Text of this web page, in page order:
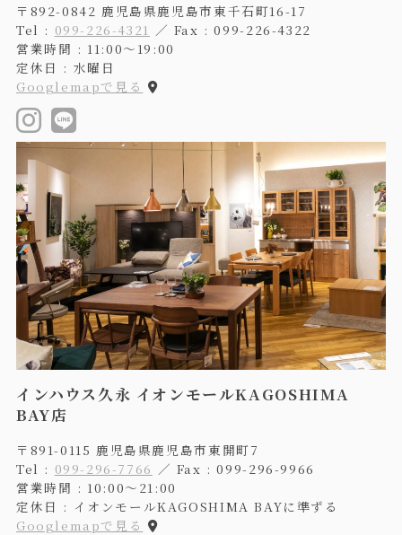
〒892-0842 鹿児島県鹿児島市東千石町16-17
Tel : 099-226-4321 ／ Fax : 099-226-4322
営業時間 : 11:00〜19:00
定休日 : 水曜日
Googlemapで見る
インハウス久永 イオンモールKAGOSHIMA
BAY店
〒891-0115 鹿児島県鹿児島市東開町7
Tel : 099-296-7766 ／ Fax : 099-296-9966
営業時間 : 10:00〜21:00
定休日 : イオンモールKAGOSHIMA BAYに準ずる
Googlemapで見る